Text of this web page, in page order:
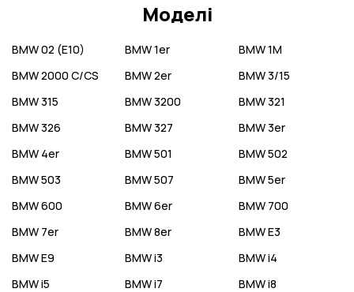
Моделі
BMW02 (E10) BMW1er BMW1M
BMW2000 C/CS BMW2er BMW3/15
BMW315 BMW3200 BMW321
BMW326 BMW327 BMW3er
BMW 4er BMW501 BMW502
BMW503 BMW507 BMW5er
BMW600 BMW6er BMW 700
BMW 7er BMW8er BMWE3
BMWE9 BMWi3 BMWi4
BMWi5 BMWi7 BMWi8